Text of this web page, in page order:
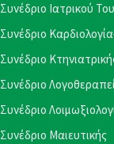
Συνέδριο Ιατρικού
Συνέδριο
Συνέδριο
Συνέδριο
Συνέδριο
Συνέδριο Μαιευτικής